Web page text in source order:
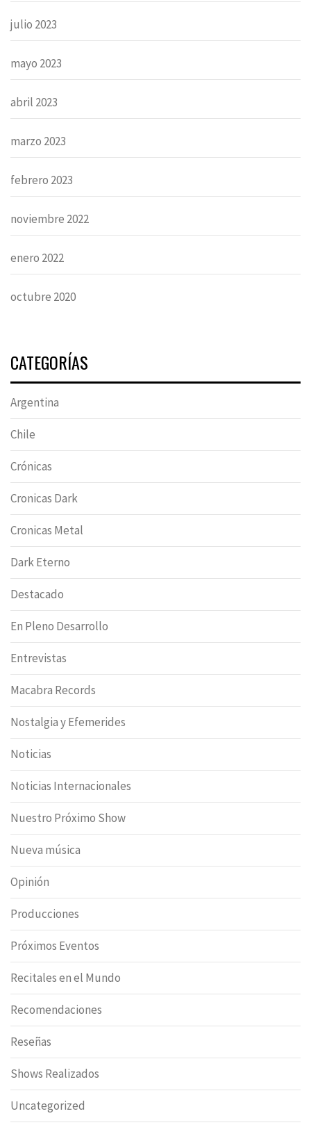
julio 2023
mayo 2023
abril 2023
marzo 2023
febrero 2023
noviembre 2022
enero 2022
octubre 2020
CATEGORÍAS
Argentina
Chile
Crónicas
Cronicas Dark
Cronicas Metal
Dark Eterno
Destacado
En Pleno Desarrollo
Entrevistas
Macabra Records
Nostalgia y Efemerides
Noticias
Noticias Internacionales
Nuestro Próximo Show
Nueva música
Opinión
Producciones
Próximos Eventos
Recitales en el Mundo
Recomendaciones
Reseñas
Shows Realizados
Uncategorized